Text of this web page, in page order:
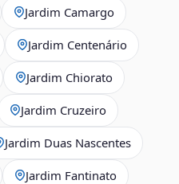
Jardim Camargo
Jardim Centenário
Jardim Chiorato
Jardim Cruzeiro
Jardim Duas Nascentes
Jardim Fantinato